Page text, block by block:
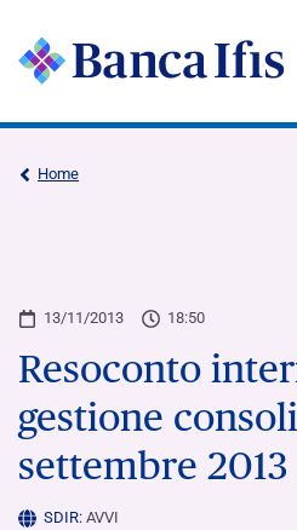
Home
13/11/2013 18:50
Resoconto
gestione
settembre 2013
SDIR: AVVI